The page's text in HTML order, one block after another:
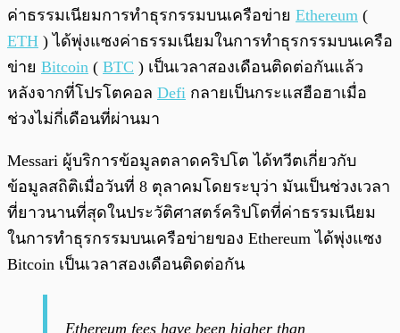
พร้อมเล่น
ค่าธรรมเนียมการทำธุรกรรมบนเครือข่าย Ethereum (
ETH ) ได้พุ่งแซงค่าธรรมเนียมในการทำธุรกรรมบนเครือ
ข่าย Bitcoin ( BTC ) เป็นเวลาสองเดือนติดต่อกันแล้ว
หลังจากที่โปรโตคอล Defi กลายเป็นกระแสฮือฮาเมื่อ
ช่วงไม่กี่เดือนที่ผ่านมา
Messari ผู้บริการข้อมูลตลาดคริปโต ได้ทวีตเกี่ยวกับ
ข้อมูลสถิติเมื่อวันที่ 8 ตุลาคมโดยระบุว่า มันเป็นช่วงเวลา
ที่ยาวนานที่สุดในประวัติศาสตร์คริปโตที่ค่าธรรมเนียม
ในการทำธุรกรรมบนเครือข่ายของ Ethereum ได้พุ่งแซง
Bitcoin เป็นเวลาสองเดือนติดต่อกัน
Ethereum fees have been higher than